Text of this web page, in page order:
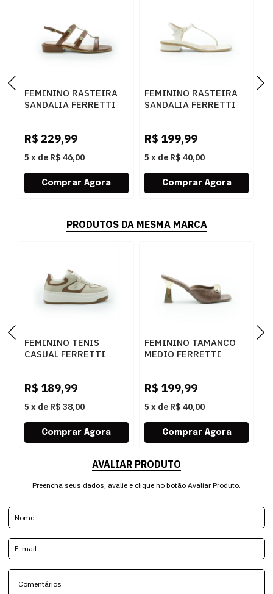
FEMININO RASTEIRA
SANDALIA FERRETTI
R$ 229,99
5 x de R$ 46,00
FEMININO RASTEIRA
SANDALIA FERRETTI
R$ 199,99
5 x de R$ 40,00
PRODUTOS DA MESMA MARCA
FEMININO TENIS
CASUAL FERRETTI
R$ 189,99
5 x de R$ 38,00
FEMININO TAMANCO
MEDIO FERRETTI
R$ 199,99
5 x de R$ 40,00
AVALIAR PRODUTO
Preencha seus dados, avalie e clique no botão Avaliar Produto.